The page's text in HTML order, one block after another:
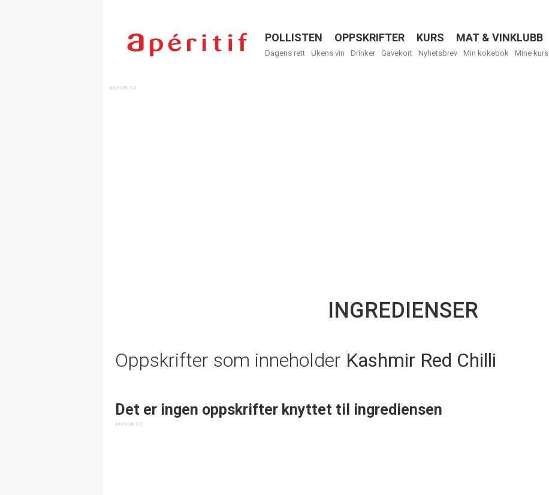
Menu
POLLISTEN OPPSKRIFTER KURS MAT & VINKLUBB
Dagens rett Ukens vin Drinker Gavekort Nyhetsbrev Min kokebok Mine kurs
INGREDIENSER
Oppskrifter som inneholder Kashmir Red Chilli
Det er ingen oppskrifter knyttet til ingrediensen